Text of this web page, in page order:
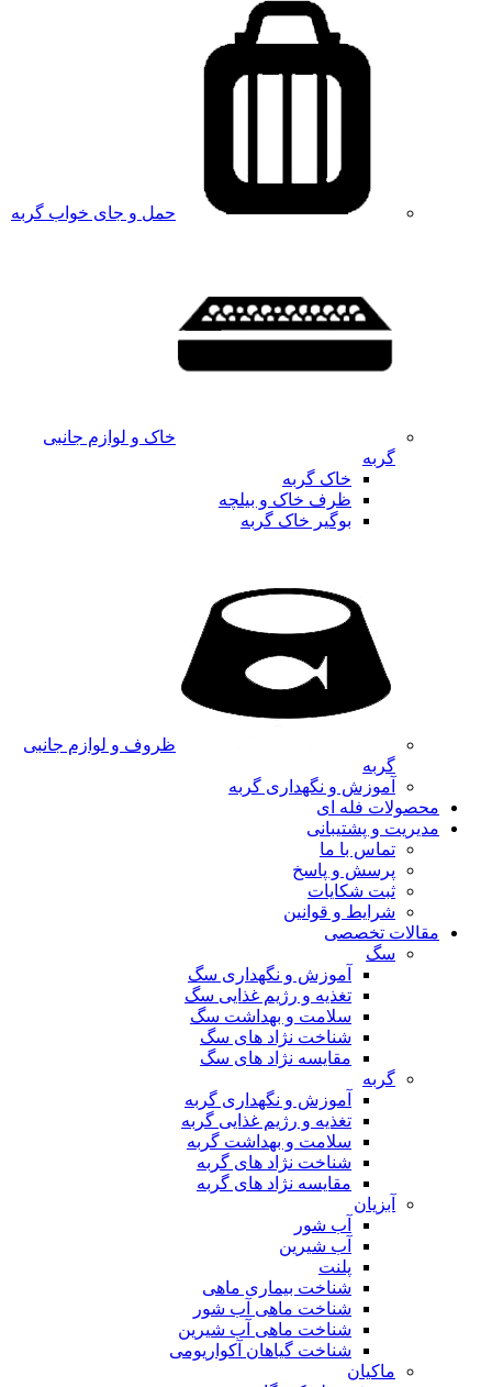
حمل و جای خواب گربه
خاک و لوازم جانبی
گربه
خاک گربه
ظرف خاک و بیلچه
بوگیر خاک گربه
ظروف و لوازم جانبی
گربه
آموزش و نگهداری گربه
محصولات فله ای
مدیریت و پشتیبانی
تماس با ما
پرسش و پاسخ
ثبت شکایات
شرایط و قوانین
مقالات تخصصی
سگ
آموزش و نگهداری سگ
تغذیه و رژیم غذایی سگ
سلامت و بهداشت سگ
شناخت نژاد های سگ
مقایسه نژاد های سگ
گربه
آموزش و نگهداری گربه
تغذیه و رژیم غذایی گربه
سلامت و بهداشت گربه
شناخت نژاد های گربه
مقایسه نژاد های گربه
آبزیان
آب شور
آب شیرین
پلنت
شناخت بیماری ماهی
شناخت ماهی آب شور
شناخت ماهی آب شیرین
شناخت گیاهان آکواریومی
ماکیان